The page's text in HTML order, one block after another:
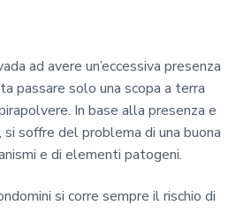
ad avere un’eccessiva presenza
passare solo una scopa a terra
In base alla presenza e
si soffre del problema di una buona
e di elementi patogeni.
si corre sempre il rischio di